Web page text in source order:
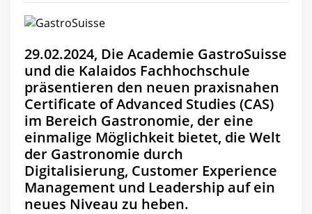
29.02.2024, Die Academie GastroSuisse
und die Kalaidos Fachhochschule
präsentieren den neuen praxisnahen
Certificate of Advanced Studies (CAS)
im Bereich Gastronomie, der eine
einmalige Möglichkeit bietet, die Welt
der Gastronomie durch
Digitalisierung, Customer Experience
Management und Leadership auf ein
neues Niveau zu heben.